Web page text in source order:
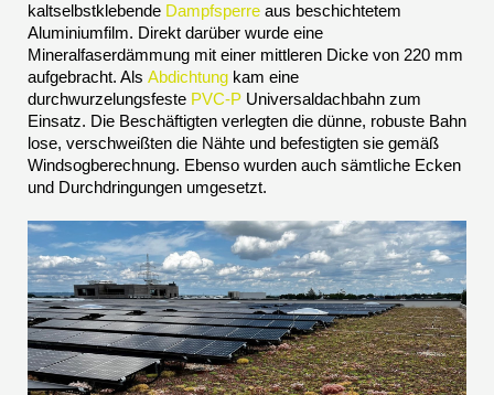
kaltselbstklebende Dampfsperre aus beschichtetem
Aluminiumfilm. Direkt darüber wurde eine
Mineralfaserdämmung mit einer mittleren Dicke von 220 mm
aufgebracht. Als Abdichtung kam eine
durchwurzelungsfeste PVC-P Universaldachbahn zum
Einsatz. Die Beschäftigten verlegten die dünne, robuste Bahn
lose, verschweißten die Nähte und befestigten sie gemäß
Windsogberechnung. Ebenso wurden auch sämtliche Ecken
und Durchdringungen umgesetzt.